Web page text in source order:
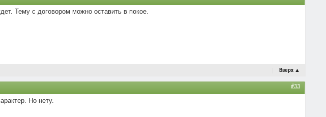
Тему с договором можно оставить в покое.
Вверх ▲
#33
Но нету.